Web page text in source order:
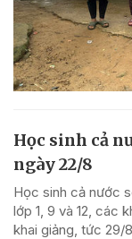
Học sinh cả
ngày 22/8
Học sinh cả nước
lớp 1, 9 và 12, các
khai giảng, tức 29/